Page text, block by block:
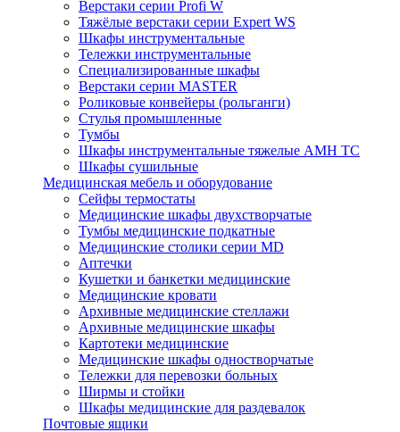
Верстаки серии Profi W
Тяжёлые верстаки серии Expert WS
Шкафы инструментальные
Тележки инструментальные
Cпециализированные шкафы
Верстаки серии MASTER
Роликовые конвейеры (рольганги)
Стулья промышленные
Тумбы
Шкафы инструментальные тяжелые АМН ТС
Шкафы сушильные
Медицинская мебель и оборудование
Сейфы термостаты
Медицинские шкафы двухстворчатые
Тумбы медицинские подкатные
Медицинские столики серии MD
Аптечки
Кушетки и банкетки медицинские
Медицинские кровати
Архивные медицинские стеллажи
Архивные медицинские шкафы
Картотеки медицинские
Медицинские шкафы одностворчатые
Тележки для перевозки больных
Ширмы и стойки
Шкафы медицинские для раздевалок
Почтовые ящики